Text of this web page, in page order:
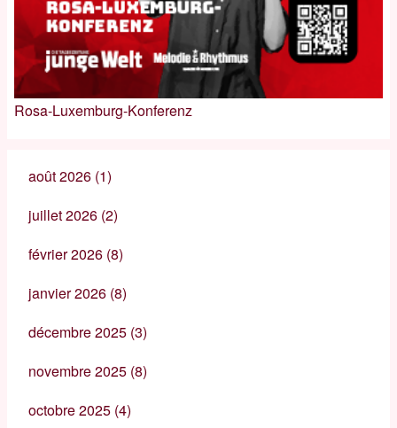
Rosa-Luxemburg-Konferenz
août 2026 (1)
juillet 2026 (2)
février 2026 (8)
janvier 2026 (8)
décembre 2025 (3)
novembre 2025 (8)
octobre 2025 (4)